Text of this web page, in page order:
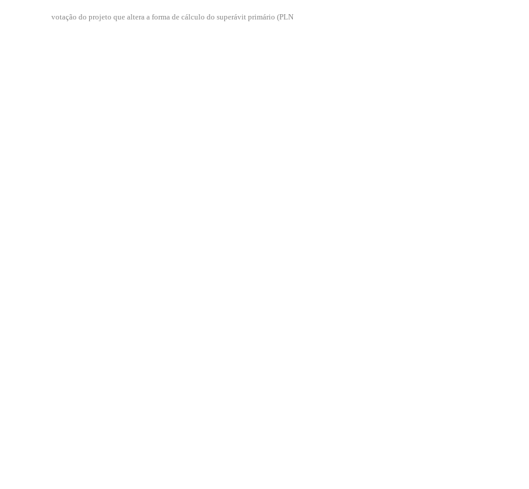
votação do projeto que altera a forma de cálculo do superávit primário (PLN